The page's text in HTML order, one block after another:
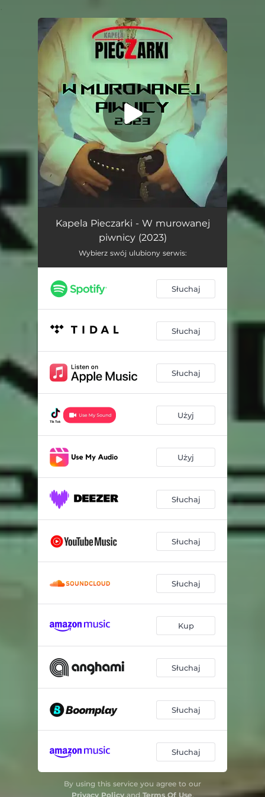
You're all set!
W Murowanej Piwnicy (2023) 04:43
Kapela Pieczarki - W murowanej
piwnicy (2023)
Wybierz swój ulubiony serwis:
Słuchaj
Słuchaj
Słuchaj
Użyj
Użyj
Słuchaj
Słuchaj
Słuchaj
Kup
Słuchaj
Słuchaj
Słuchaj
By using this service you agree to our
Privacy Policyand Terms Of Use.